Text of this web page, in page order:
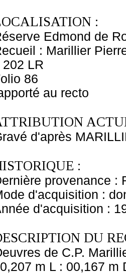
:
Edmond de
: Marillier
202 LR
86
au recto
d'après
:
provenance :
d'acquisition :
d'acquisition :
DU
de C.P.
m L : 00,167 m